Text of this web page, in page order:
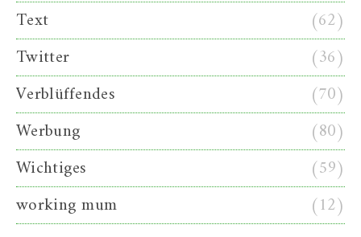
Text
(62)
Twitter
(36)
Verblüffendes
(70)
Werbung
(80)
Wichtiges
(59)
working mum
(12)